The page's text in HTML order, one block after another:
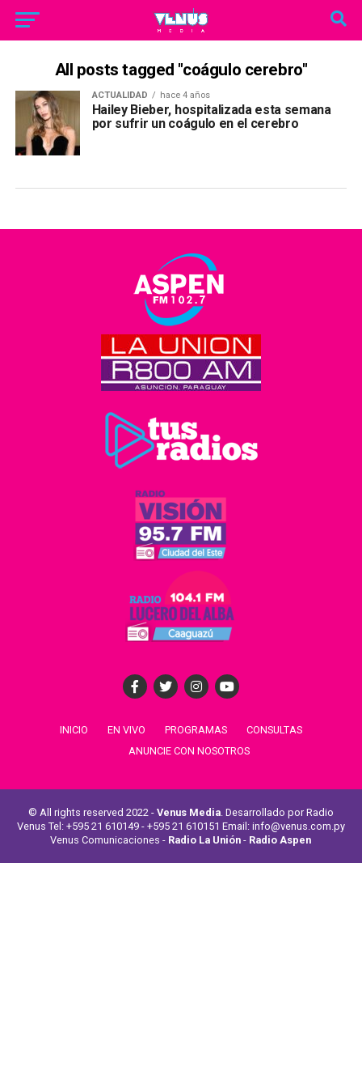
All posts tagged "coágulo cerebro"
ACTUALIDAD hace 4 años
Hailey Bieber, hospitalizada esta semana
por sufrir un coágulo en el cerebro
INICIO EN VIVO PROGRAMAS
CONSULTAS
ANUNCIE CON NOSOTROS
© All rights reserved 2022 - Venus Media. Desarrollado por Radio
Venus Tel: +595 21 610149 - +595 21 610151 Email: info@venus.com.py
Venus Comunicaciones - Radio La Unión - Radio Aspen